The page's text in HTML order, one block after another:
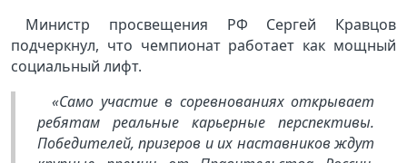
Министр просвещения РФ Сергей Кравцов
подчеркнул, что чемпионат работает как мощный
социальный лифт.
«Само участие в соревнованиях открывает
ребятам реальные карьерные перспективы.
Победителей, призеров и их наставников ждут